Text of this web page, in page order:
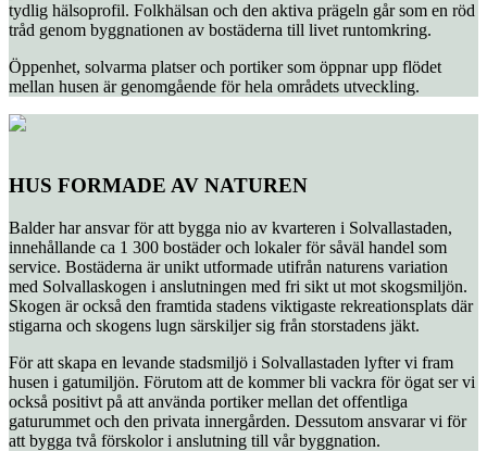
tydlig hälsoprofil. Folkhälsan och den aktiva prägeln går som en röd
tråd genom byggnationen av bostäderna till livet runtomkring.
Öppenhet, solvarma platser och portiker som öppnar upp flödet
mellan husen är genomgående för hela områdets utveckling.
HUS FORMADE AV NATUREN
Balder har ansvar för att bygga nio av kvarteren i Solvallastaden,
innehållande ca 1 300 bostäder och lokaler för såväl handel som
service. Bostäderna är unikt utformade utifrån naturens variation
med Solvallaskogen i anslutningen med fri sikt ut mot skogsmiljön.
Skogen är också den framtida stadens viktigaste rekreationsplats där
stigarna och skogens lugn särskiljer sig från storstadens jäkt.
För att skapa en levande stadsmiljö i Solvallastaden lyfter vi fram
husen i gatumiljön. Förutom att de kommer bli vackra för ögat ser vi
också positivt på att använda portiker mellan det offentliga
gaturummet och den privata innergården. Dessutom ansvarar vi för
att bygga två förskolor i anslutning till vår byggnation.